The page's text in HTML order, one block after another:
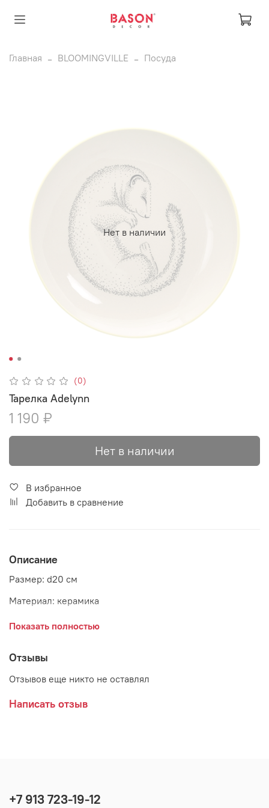
Главная BLOOMINGVILLE Посуда
Нет в наличии
(0)
Тарелка Adelynn
1 190 ₽
Нет в наличии
В избранное
Добавить в сравнение
Описание
Размер: d20 см
Материал: керамика
Страна: Дания
Показать полностью
Отзывы
Отзывов еще никто не оставлял
Написать отзыв
+7 913 723-19-12